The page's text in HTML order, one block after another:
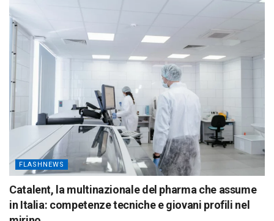
FLASHNEWS
Catalent, la multinazionale del pharma che assume
in Italia: competenze tecniche e giovani profili nel